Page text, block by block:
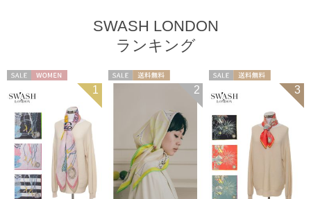
SWASH LONDON
ランキング
1 セール送料無料
2
WOMEN
3